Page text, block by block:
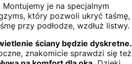
je na specjalnym
który pozwoli ukryć taśmę,
przy podłodze, wzdłuż listwy.
ściany będzie dyskretne.
znakomicie sprawdzi się też